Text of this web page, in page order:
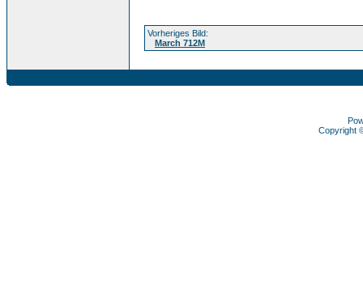
Vorheriges Bild:
March 712M
Copyright